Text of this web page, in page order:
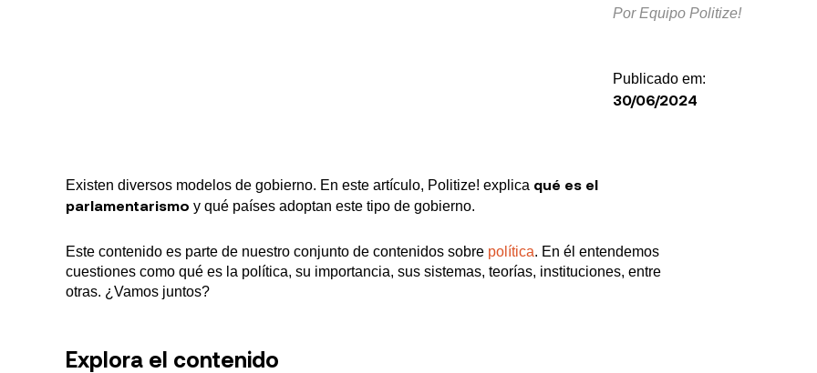
El Bogotazo (1948): El
Asesinato que Cambió
Por Equipo Politize!
Publicado em:
30/06/2024
Existen diversos modelos de gobierno. En este artículo, Politize! explica qué es el
parlamentarismo y qué países adoptan este tipo de gobierno.
Este contenido es parte de nuestro conjunto de contenidos sobre política. En él entendemos
cuestiones como qué es la política, su importancia, sus sistemas, teorías, instituciones, entre
otras. ¿Vamos juntos?
Explora el contenido